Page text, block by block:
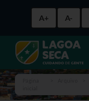
A+ A-